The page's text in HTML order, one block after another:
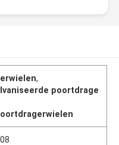
,
poortdrage